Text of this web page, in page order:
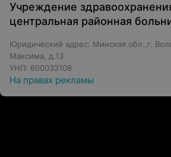
Учреждение
центральная районная
Юридический адрес: Минская обл.,г.
Максима, д.13
УНП: 600033108
На правах рекламы